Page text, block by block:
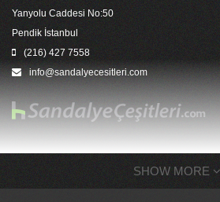
Yanyolu Caddesi No:50
Pendik İstanbul
(216) 427 7558
info@sandalyecesitleri.com
SHOW MORE